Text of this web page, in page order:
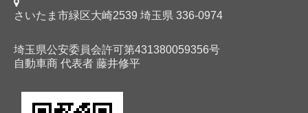
さいたま市緑区大崎2539 埼玉県 336-0974
埼玉県公安委員会許可第431380059356号
自動車商 代表者 藤井修平